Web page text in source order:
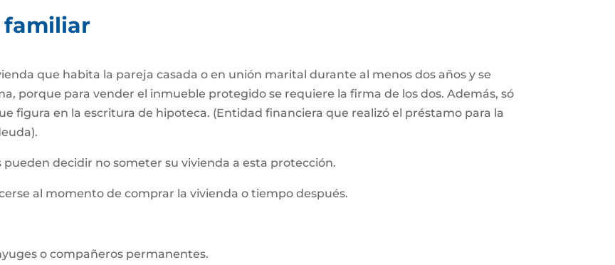
familiar
que habita la pareja casada o en unión marital durante al menos dos años y se
porque para vender el inmueble protegido se requiere la firma de los dos. Además, só
figura en la escritura de hipoteca. (Entidad financiera que realizó el préstamo para la
decidir no someter su vivienda a esta protección.
al momento de comprar la vivienda o tiempo después.
o compañeros permanentes.